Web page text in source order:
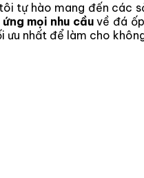
tự hào mang đến các
mọi nhu cầuvề đá ốp
ưu nhất để làm cho